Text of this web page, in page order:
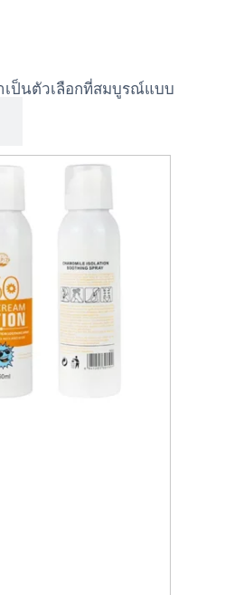
เป็นตัวเลือกที่สมบูรณ์แบบ